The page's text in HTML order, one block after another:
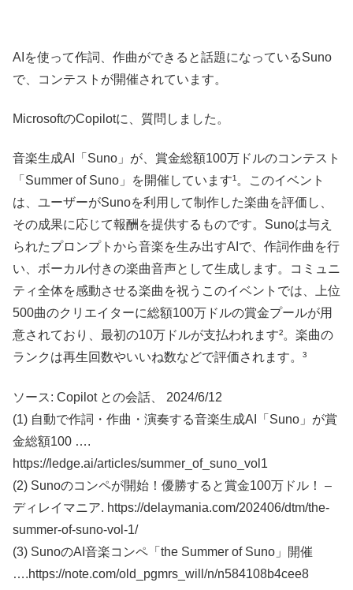
AIを使って作詞、作曲ができると話題になっているSuno
で、コンテストが開催されています。
MicrosoftのCopilotに、質問しました。
音楽生成AI「Suno」が、賞金総額100万ドルのコンテスト
「Summer of Suno」を開催しています¹。このイベント
は、ユーザーがSunoを利用して制作した楽曲を評価し、
その成果に応じて報酬を提供するものです。Sunoは与え
られたプロンプトから音楽を生み出すAIで、作詞作曲を行
い、ボーカル付きの楽曲音声として生成します。コミュニ
ティ全体を感動させる楽曲を祝うこのイベントでは、上位
500曲のクリエイターに総額100万ドルの賞金プールが用
意されており、最初の10万ドルが支払われます²。楽曲の
ランクは再生回数やいいね数などで評価されます。³
ソース: Copilot との会話、 2024/6/12
(1) 自動で作詞・作曲・演奏する音楽生成AI「Suno」が賞
金総額100 ….
https://ledge.ai/articles/summer_of_suno_vol1
(2) Sunoのコンペが開始！優勝すると賞金100万ドル！ –
ディレイマニア. https://delaymania.com/202406/dtm/the-
summer-of-suno-vol-1/
(3) SunoのAI音楽コンペ「the Summer of Suno」開催
….https://note.com/old_pgmrs_will/n/n584108b4cee8